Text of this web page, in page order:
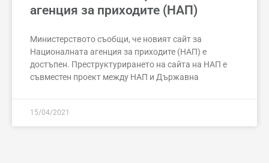
агенция за приходите (НАП)
Министерството съобщи, че новият сайт за
Националната агенция за приходите (НАП) е
достъпен. Преструктурирането на сайта на НАП е
съвместен проект между НАП и Държавна
15/04/2021